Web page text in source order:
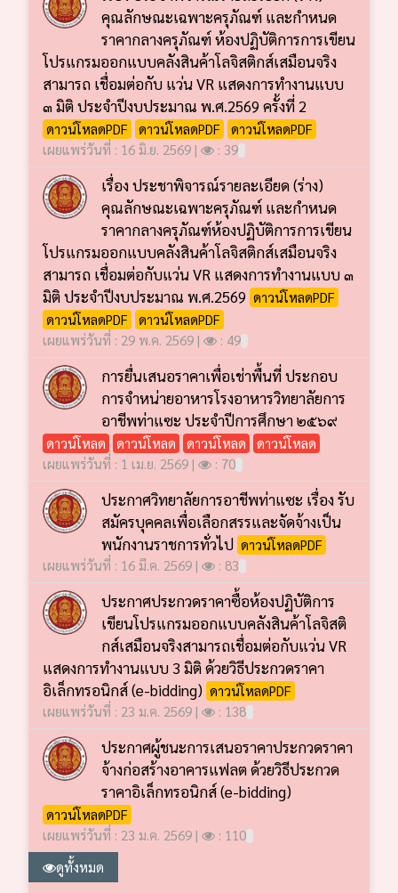
คุณลักษณะเฉพาะครุภัณฑ์ และกำหนด
ราคากลางครุภัณฑ์ ห้องปฏิบัติการการเขียน
โปรแกรมออกแบบคลังสินค้าโลจิสติกส์เสมือนจริง
สามารถ เชื่อมต่อกับ แว่น VR แสดงการทำงานแบบ
๓ มิติ ประจำปีงบประมาณ พ.ศ.2569 ครั้งที่ 2
ดาวน์โหลดPDF ดาวน์โหลดPDF
ดาวน์โหลดPDF
เผยแพร่วันที่ : 16 มิ.ย. 2569 |
: 39
เรื่อง ประชาพิจารณ์รายละเอียด (ร่าง)
คุณลักษณะเฉพาะครุภัณฑ์ และกำหนด
ราคากลางครุภัณฑ์ห้องปฏิบัติการการเขียน
โปรแกรมออกแบบคลังสินค้าโลจิสติกส์เสมือนจริง
สามารถ เชื่อมต่อกับแว่น VR แสดงการทำงานแบบ ๓
มิติ ประจำปีงบประมาณ พ.ศ.2569 ดาวน์โหลดPDF
ดาวน์โหลดPDF
ดาวน์โหลดPDF
เผยแพร่วันที่ : 29 พ.ค. 2569 |
: 49
การยื่นเสนอราคาเพื่อเช่าพื้นที่ ประกอบ
การจำหน่ายอาหารโรงอาหารวิทยาลัยการ
อาชีพท่าแซะ ประจำปีการศึกษา ๒๕๖๙
ดาวน์โหลด ดาวน์โหลด ดาวน์โหลด
ดาวน์โหลด
เผยแพร่วันที่ : 1 เม.ย. 2569 |
: 70
ประกาศวิทยาลัยการอาชีพท่าแซะ เรื่อง รับ
สมัครบุคคลเพื่อเลือกสรรและจัดจ้างเป็น
พนักงานราชการทั่วไป ดาวน์โหลดPDF
เผยแพร่วันที่ : 16 มี.ค. 2569 |
: 83
ประกาศประกวดราคาซื้อห้องปฏิบัติการ
เขียนโปรแกรมออกแบบคลังสินค้าโลจิสติ
กส์เสมือนจริงสามารถเชื่อมต่อกับแว่น VR
แสดงการทำงานแบบ 3 มิติ ด้วยวิธีประกวดราคา
อิเล็กทรอนิกส์ (e-bidding) ดาวน์โหลดPDF
เผยแพร่วันที่ : 23 ม.ค. 2569 |
: 138
ประกาศผู้ชนะการเสนอราคาประกวดราคา
จ้างก่อสร้างอาคารแฟลต ด้วยวิธีประกวด
ราคาอิเล็กทรอนิกส์ (e-bidding)
ดาวน์โหลดPDF
เผยแพร่วันที่ : 23 ม.ค. 2569 |
: 110
ดูทั้งหมด